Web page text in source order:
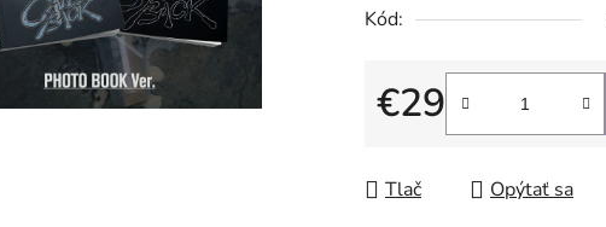
Kód:
€29
Jednotková cena:
Tlač Opýtať sa